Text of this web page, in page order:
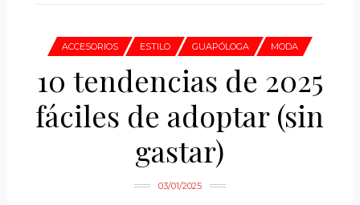
ACCESORIOS ESTILO GUAPÓLOGA MODA
10 tendencias de 2025
fáciles de adoptar (sin
gastar)
03/01/2025